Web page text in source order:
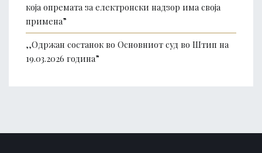
која опремата за електронски надзор има своја
примена”
,,Одржан состанок во Основниот суд во Штип на
19.03.2026 година”